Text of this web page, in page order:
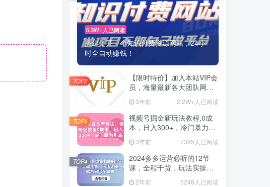
5.3W+人已阅读
搭建：开一个知识付费资源网站，24小
时全自动赚钱！
【限时特价】加入本站VIP会
员，海量最新各大团队网赚
内部教程全免费，每天持续
更新！
3年前 2.2W+人已阅读
TOP2
视频号掘金新玩法教程,0成
本，日入300+，冷门暴力引
流 3年前 7385人已阅读
TOP3
2024多多运营必听的12节
课，全程干货，玩法实操，
爆款方案尽在掌握
2年前 5248人已阅读
TOP4